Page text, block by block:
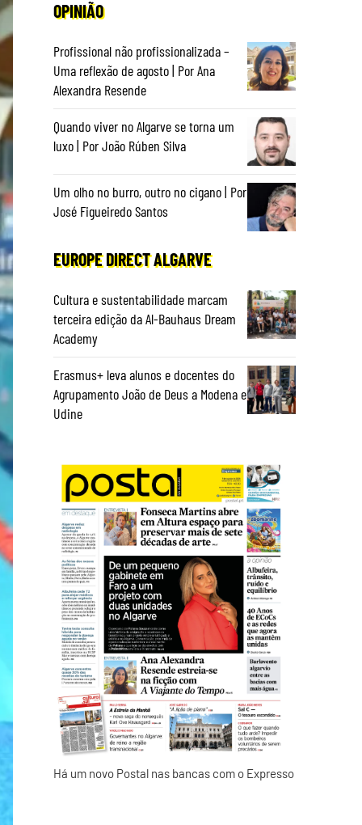
OPINIÃO
Profissional não profissionalizada –
Uma reflexão de agosto | Por Ana
Alexandra Resende
Quando viver no Algarve se torna um
luxo | Por João Rúben Silva
Um olho no burro, outro no cigano | Por
José Figueiredo Santos
EUROPE DIRECT ALGARVE
Cultura e sustentabilidade marcam
terceira edição da Al-Bauhaus Dream
Academy
Erasmus+ leva alunos e docentes do
Agrupamento João de Deus a Modena e
Udine
Há um novo Postal nas bancas com o Expresso